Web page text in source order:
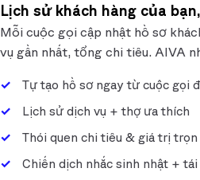
Lịch sử khách hàng của
Mỗi cuộc gọi cập nhật hồ sơ
vụ gần nhất, tổng chi tiêu. AIVA
Tự tạo hồ sơ ngay từ cuộc gọi
Lịch sử dịch vụ + thợ ưa thích
Thói quen chi tiêu & giá trị trọn
Chiến dịch nhắc sinh nhật +